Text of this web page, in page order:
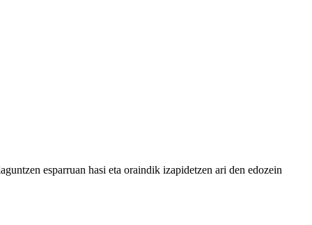
esparruan hasi eta oraindik izapidetzen ari den edozein